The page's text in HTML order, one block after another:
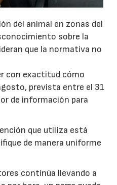
del animal en zonas del
sobre la
que la normativa no
con exactitud cómo
prevista entre el 31
de información para
que utiliza está
de manera uniforme
continúa llevando a